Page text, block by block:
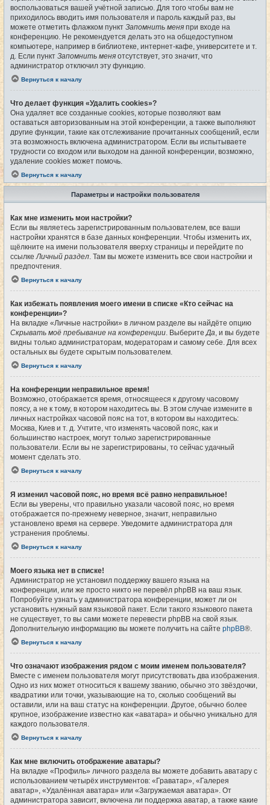
воспользоваться вашей учётной записью. Для того чтобы вам не
приходилось вводить имя пользователя и пароль каждый раз, вы
можете отметить флажком пункт Запомнить меня при входе на
конференцию. Не рекомендуется делать это на общедоступном
компьютере, например в библиотеке, интернет-кафе, университете и т.
д. Если пункт Запомнить меня отсутствует, это значит, что
администратор отключил эту функцию.
Вернуться к началу
Что делает функция «Удалить cookies»?
Она удаляет все созданные cookies, которые позволяют вам
оставаться авторизованным на этой конференции, а также выполняют
другие функции, такие как отслеживание прочитанных сообщений, если
эта возможность включена администратором. Если вы испытываете
трудности со входом или выходом на данной конференции, возможно,
удаление cookies может помочь.
Вернуться к началу
Параметры и настройки пользователя
Как мне изменить мои настройки?
Если вы являетесь зарегистрированным пользователем, все ваши
настройки хранятся в базе данных конференции. Чтобы изменить их,
щёлкните на имени пользователя вверху страницы и перейдите по
ссылкеЛичный раздел. Там вы можете изменить все свои настройки и
предпочтения.
Вернуться к началу
Как избежать появления моего имени в списке «Кто сейчас на
конференции»?
На вкладке «Личные настройки» в личном разделе вы найдёте опцию
Скрывать моё пребывание на конференции. ВыберитеДа, и вы будете
видны только администраторам, модераторам и самому себе. Для всех
остальных вы будете скрытым пользователем.
Вернуться к началу
На конференции неправильное время!
Возможно, отображается время, относящееся к другому часовому
поясу, а не к тому, в котором находитесь вы. В этом случае измените в
личных настройках часовой пояс на тот, в котором вы находитесь:
Москва, Киев и т. д. Учтите, что изменять часовой пояс, как и
большинство настроек, могут только зарегистрированные
пользователи. Если вы не зарегистрированы, то сейчас удачный
момент сделать это.
Вернуться к началу
Я изменил часовой пояс, но время всё равно неправильное!
Если вы уверены, что правильно указали часовой пояс, но время
отображается по-прежнему неверное, значит, неправильно
установлено время на сервере. Уведомите администратора для
устранения проблемы.
Вернуться к началу
Моего языка нет в списке!
Администратор не установил поддержку вашего языка на
конференции, или же просто никто не перевёл phpBB на ваш язык.
Попробуйте узнать у администратора конференции, может ли он
установить нужный вам языковой пакет. Если такого языкового пакета
не существует, то вы сами можете перевести phpBB на свой язык.
Дополнительную информацию вы можете получить на сайте phpBB®.
Вернуться к началу
Что означают изображения рядом с моим именем пользователя?
Вместе с именем пользователя могут присутствовать два изображения.
Одно из них может относиться к вашему званию, обычно это звёздочки,
квадратики или точки, указывающие на то, сколько сообщений вы
оставили, или на ваш статус на конференции. Другое, обычно более
крупное, изображение известно как «аватара» и обычно уникально для
каждого пользователя.
Вернуться к началу
Как мне включить отображение аватары?
На вкладке «Профиль» личного раздела вы можете добавить аватару с
использованием четырёх инструментов: «Граватар», «Галерея
аватар», «Удалённая аватара» или «Загружаемая аватара». От
администратора зависит, включена ли поддержка аватар, а также какие